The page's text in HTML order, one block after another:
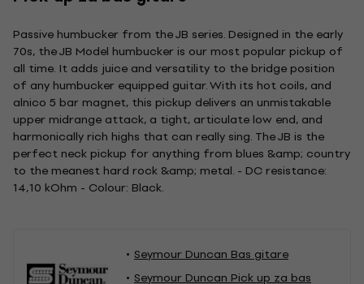
Passive humbucker from the JB series. Designed in the early
70s, the JB Model humbucker is our most popular pickup of
all time. It adds juice and versatility to the bridge position
of any humbucker equipped guitar. With its hot coils, and
alnico 5 bar magnet, this pickup delivers an unmistakable
upper midrange attack, a tight, articulate low end, and
harmonically rich highs that can really sing. The JB is the
perfect neck pickup for anything from blues &amp; country
to the meanest hard rock &amp; metal. - DC resistance:
14,10 kOhm - Colour: Black.
Seymour Duncan Bas gitare
Seymour Duncan Pick up za bas